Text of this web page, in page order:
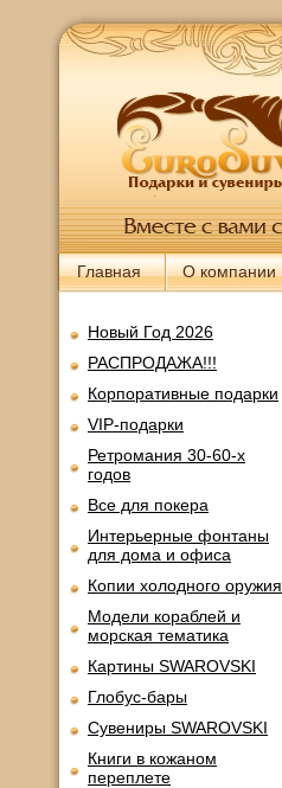
Главная О компании
Новый Год 2026
РАСПРОДАЖА!!!
Корпоративные подарки
VIP-подарки
Ретромания 30-60-х
годов
Все для покера
Интерьерные фонтаны
для дома и офиса
Копии холодного оружия
Модели кораблей и
морская тематика
Картины SWAROVSKI
Глобус-бары
Сувениры SWAROVSKI
Книги в кожаном
переплете